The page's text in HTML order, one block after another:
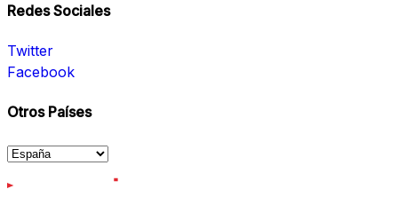
Redes Sociales
Twitter
Facebook
Otros Países